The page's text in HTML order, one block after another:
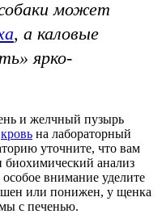
может
, а каловые
ярко-
и желчный пузырь
кровь на лабораторный
уточните, что вам
биохимический анализ
внимание уделите
или понижен, у щенка
с печенью.